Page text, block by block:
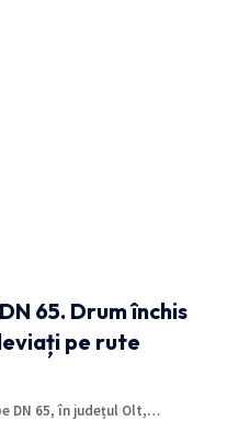
65. Drum închis
pe rute
DN 65, în județul Olt,…